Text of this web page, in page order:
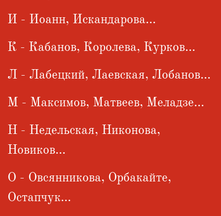
И - Иоанн, Искандарова...
К - Кабанов, Королева, Курков...
Л - Лабецкий, Лаевская, Лобанов...
М - Максимов, Матвеев, Меладзе...
Н - Недельская, Никонова,
Новиков...
О - Овсянникова, Орбакайте,
Остапчук...